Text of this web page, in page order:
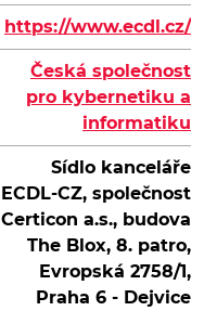
https://www.ecdl.cz/
Česká společnost
pro kybernetiku a
informatiku
Sídlo kanceláře
ECDL-CZ, společnost
Certicon a.s., budova
The Blox, 8. patro,
Evropská 2758/1,
Praha 6 - Dejvice